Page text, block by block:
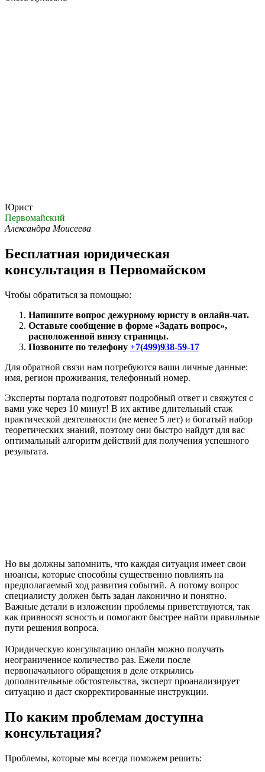
Юрист
Первомайский
Александра Моисеева
Бесплатная юридическая
консультация в Первомайском
Чтобы обратиться за помощью:
Напишите вопрос дежурному юристу в онлайн-чат.
Оставьте сообщение в форме «Задать вопрос»,
расположенной внизу страницы.
Позвоните по телефону +7(499)938-59-17
Для обратной связи нам потребуются ваши личные данные:
имя, регион проживания, телефонный номер.
Эксперты портала подготовят подробный ответ и свяжутся с
вами уже через 10 минут! В их активе длительный стаж
практической деятельности (не менее 5 лет) и богатый набор
теоретических знаний, поэтому они быстро найдут для вас
оптимальный алгоритм действий для получения успешного
результата.
Но вы должны запомнить, что каждая ситуация имеет свои
нюансы, которые способны существенно повлиять на
предполагаемый ход развития событий. А потому вопрос
специалисту должен быть задан лаконично и понятно.
Важные детали в изложении проблемы приветствуются, так
как привносят ясность и помогают быстрее найти правильные
пути решения вопроса.
Юридическую консультацию онлайн можно получать
неограниченное количество раз. Ежели после
первоначального обращения в деле открылись
дополнительные обстоятельства, эксперт проанализирует
ситуацию и даст скорректированные инструкции.
По каким проблемам доступна
консультация?
Проблемы, которые мы всегда поможем решить: